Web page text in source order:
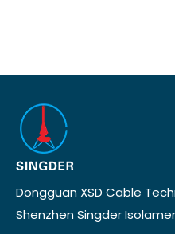
Dongguan XSD Cable
Shenzhen Singder